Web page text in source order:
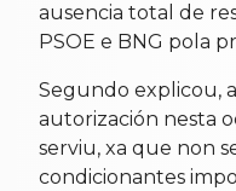
ausencia total de
PSOE e BNG pola
Segundo explicou,
autorización nesta
serviu, xa que non
condicionantes